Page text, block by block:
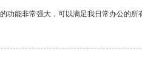
能非常强大，可以满足我日常办公的所